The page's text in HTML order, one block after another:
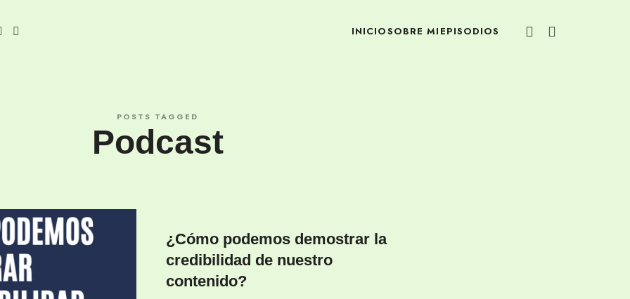
INICIOSOBRE MI EPISODIOS
POSTS TAGGED
Podcast
¿Cómo podemos demostrar la
credibilidad de nuestro
contenido?